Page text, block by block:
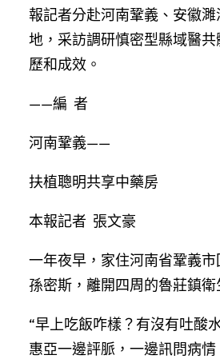
報記者分赴河南鞏義、安徽
地，采訪調研慎密型縣域醫
歷和成效。
——編 者
河南鞏義——
扶植聰明共享中藥房
本報記者 張文豪
一年夜早，家住河南省鞏義
孫密斯，離開四周的魯莊鎮衛
“早上吃飯咋樣？有沒有吐酸
惠亞一邊評脈，一邊訊問病情